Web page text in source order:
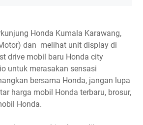
Honda Kumala Karawang,
dan melihat unit display di
drive mobil baru Honda city
untuk merasakan sensasi
bersama Honda, jangan lupa
harga mobil Honda terbaru, brosur,
Honda.